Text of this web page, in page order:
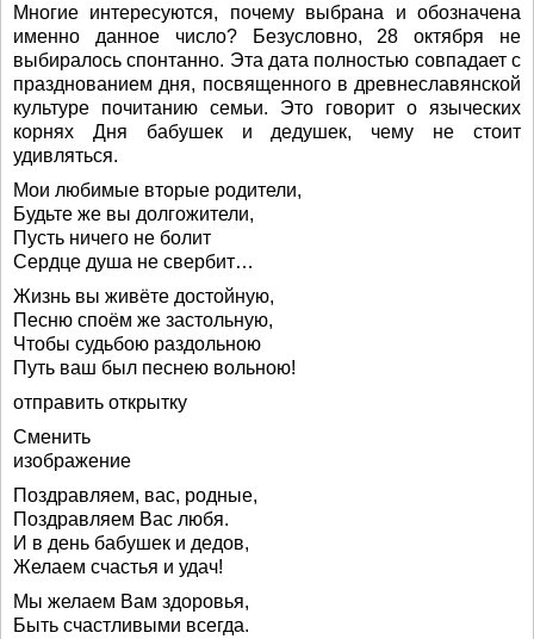
Многие интересуются, почему выбрана и обозначена
именно данное число? Безусловно, 28 октября не
выбиралось спонтанно. Эта дата полностью совпадает с
празднованием дня, посвященного в древнеславянской
культуре почитанию семьи. Это говорит о языческих
корнях Дня бабушек и дедушек, чему не стоит
удивляться.
Мои любимые вторые родители,
Будьте же вы долгожители,
Пусть ничего не болит
Сердце душа не свербит…
Жизнь вы живёте достойную,
Песню споём же застольную,
Чтобы судьбою раздольною
Путь ваш был песнею вольною!
отправить открытку
Сменить
изображение
Поздравляем, вас, родные,
Поздравляем Вас любя.
И в день бабушек и дедов,
Желаем счастья и удач!
Мы желаем Вам здоровья,
Быть счастливыми всегда.